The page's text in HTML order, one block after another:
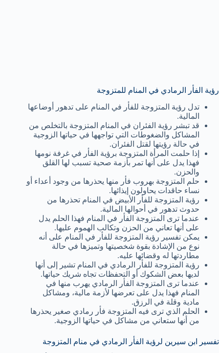
رؤية الفأر الرمادي في المنام للمتزوجة
تدل رؤية المتزوجة للفأر في المنام على تدهور أوضاعها
المالية.
قد تبشر رؤية الفئران في المنام المتزوجة بالتخلص من
المشاكل والضغوطات التي تواجهها في حياتها الزوجية
في حالة رؤيتها لقتل الفئران.
إذا حلمت المرأة المتزوجة برؤية الفأر في غرفة نومها
فهذا يدل على أنها تمر بأزمة صحية تسبب لها القلق
والحزن.
حلم المتزوجة بهروب فأر منها يحذرها من وجود أعداء أو
نساء حاقدات يحاولون إيذائها.
رؤية المتزوجة للفأر الأبيض في المنام تحذرها من
حدوث تدهور في أحوالها المالية.
عندما ترى المتزوجة الفأر في المنام فهذا الحلم يدل
على أنها تعاني من الحزن وتكالب الهموم عليها.
يمكن تفسير رؤية المتزوجة للفأر في المنام على أنه
نوع من الإشادة بقوة شخصيتها وتميزها في حالة
مطاردتها له وقضائها عليه.
رؤية المتزوجة للفأر الرمادي في المنام تشير إلى أنها
لديها بعض الشكوك أو التحفظات تجاه شريك حياتها.
عندما ترى المتزوجة الفأر الرمادي يهرب منها في
المنام فهذا يدل على تعرضها لأزمة مالية، ومشاكل
مادية وقلة في الرزق.
الحلم الذي ترى فيه المتزوجة فأر رمادي صغير يحذرها
من أنها ستعاني من مشاكل في حياتها الزوجية.
تفسير ابن سيرين لرؤية الفأر الرمادي في منام المتزوجة